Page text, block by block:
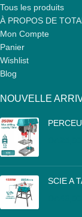
Tous les produits
À PROPOS DE
Mon Compte
Panier
Wishlist
Blog
NOUVELLE
SCIE A